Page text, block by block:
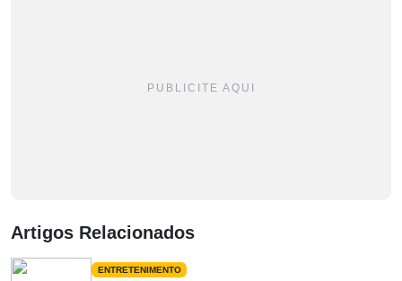
PUBLICITE AQUI
Artigos Relacionados
ENTRETENIMENTO